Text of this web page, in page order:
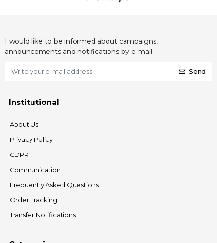
I would like to be informed about campaigns,
announcements and notifications by e-mail.
Send
Institutional
About Us
Privacy Policy
GDPR
Communication
Frequently Asked Questions
Order Tracking
Transfer Notifications